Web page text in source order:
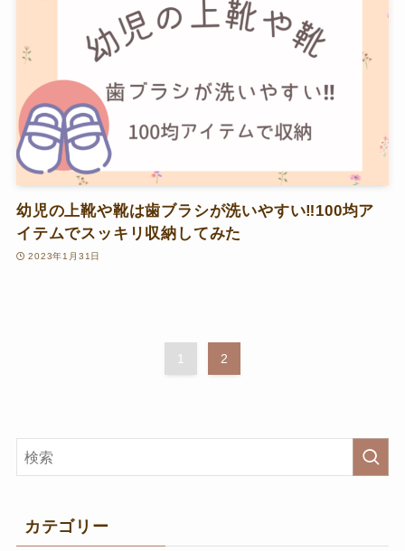
幼児の上靴や靴は歯ブラシが洗いやすい‼100均ア
イテムでスッキリ収納してみた
2023年1月31日
1 2
カテゴリー